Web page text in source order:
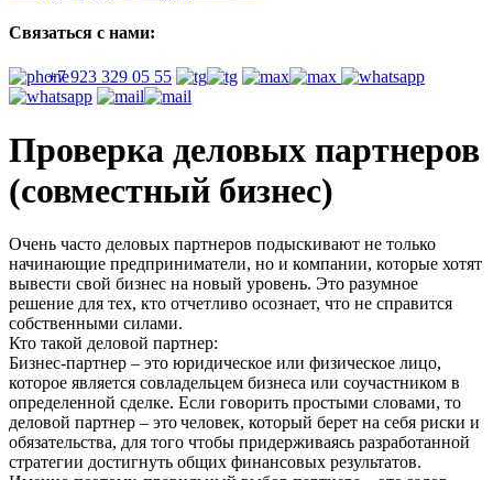
Связаться с нами:
+7 923 329 05 55
Проверка деловых партнеров
(совместный бизнес)
Очень часто деловых партнеров подыскивают не только
начинающие предприниматели, но и компании, которые хотят
вывести свой бизнес на новый уровень. Это разумное
решение для тех, кто отчетливо осознает, что не справится
собственными силами.
Кто такой деловой партнер:
Бизнес-партнер – это юридическое или физическое лицо,
которое является совладельцем бизнеса или соучастником в
определенной сделке. Если говорить простыми словами, то
деловой партнер – это человек, который берет на себя риски и
обязательства, для того чтобы придерживаясь разработанной
стратегии достигнуть общих финансовых результатов.